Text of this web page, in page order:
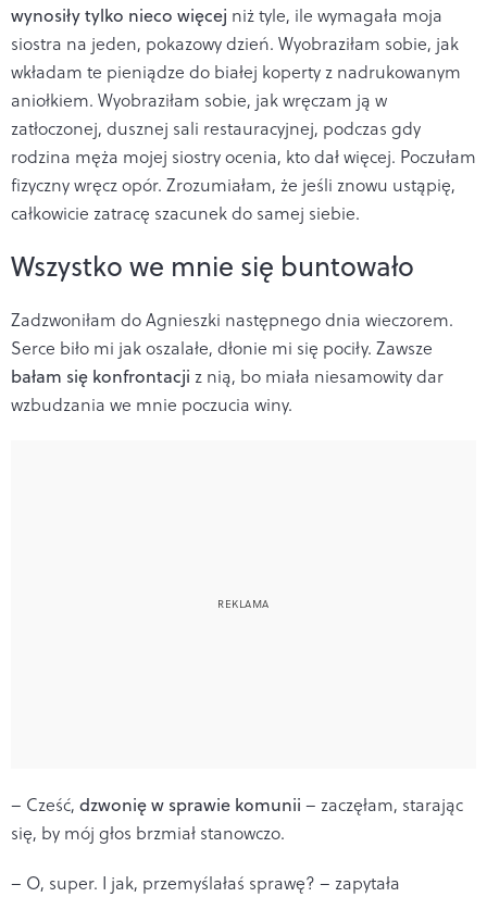
wynosiły tylko nieco więcej niż tyle, ile wymagała moja
siostra na jeden, pokazowy dzień. Wyobraziłam sobie, jak
wkładam te pieniądze do białej koperty z nadrukowanym
aniołkiem. Wyobraziłam sobie, jak wręczam ją w
zatłoczonej, dusznej sali restauracyjnej, podczas gdy
rodzina męża mojej siostry ocenia, kto dał więcej. Poczułam
fizyczny wręcz opór. Zrozumiałam, że jeśli znowu ustąpię,
całkowicie zatracę szacunek do samej siebie.
Wszystko we mnie się buntowało
Zadzwoniłam do Agnieszki następnego dnia wieczorem.
Serce biło mi jak oszalałe, dłonie mi się pociły. Zawsze
bałam się konfrontacji z nią, bo miała niesamowity dar
wzbudzania we mnie poczucia winy.
– Cześć, dzwonię w sprawie komunii – zaczęłam, starając
się, by mój głos brzmiał stanowczo.
– O, super. I jak, przemyślałaś sprawę? – zapytała